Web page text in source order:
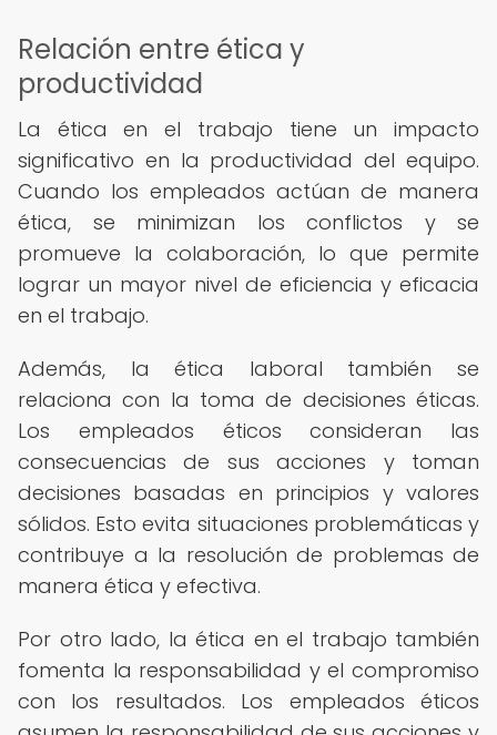
Relación entre ética y
productividad
La ética en el trabajo tiene un impacto
significativo en la productividad del equipo.
Cuando los empleados actúan de manera
ética, se minimizan los conflictos y se
promueve la colaboración, lo que permite
lograr un mayor nivel de eficiencia y eficacia
en el trabajo.
Además, la ética laboral también se
relaciona con la toma de decisiones éticas.
Los empleados éticos consideran las
consecuencias de sus acciones y toman
decisiones basadas en principios y valores
sólidos. Esto evita situaciones problemáticas y
contribuye a la resolución de problemas de
manera ética y efectiva.
Por otro lado, la ética en el trabajo también
fomenta la responsabilidad y el compromiso
con los resultados. Los empleados éticos